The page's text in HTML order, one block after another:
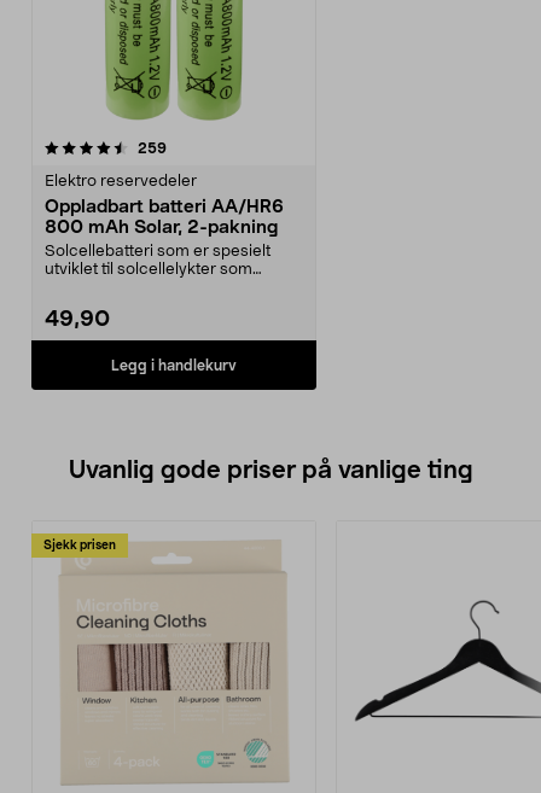
259anmeldelser
Elektro reservedeler
Oppladbart batteri AA/HR6
800 mAh Solar, 2-pakning
Solcellebatteri som er spesielt
utviklet til solcellelykter som
49,90
Legg i handlekurv
Uvanlig gode priser på vanlige ting
Sjekk prisen